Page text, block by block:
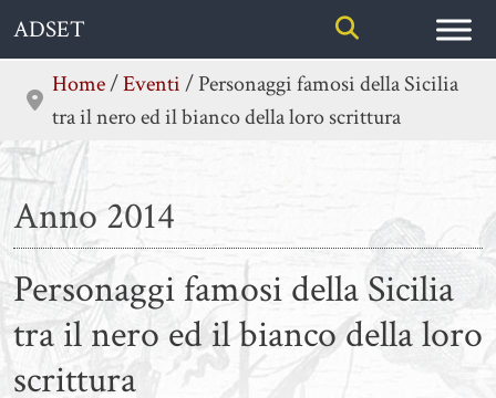
Skip
content
ADSET
Home/Eventi/Personaggi famosi della Sicilia
tra il nero ed il bianco della loro scrittura
Anno 2014
Personaggi famosi della Sicilia
tra il nero ed il bianco della loro
scrittura